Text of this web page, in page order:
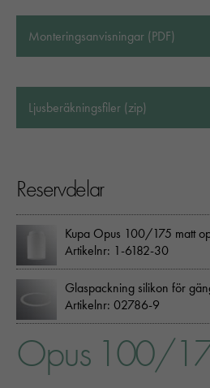
Monteringsanvisningar (PDF)
Ljusberäkningsfiler (zip)
Reservdelar
Kupa Opus 100/175 matt
Artikelnr: 1-6182-30
Glaspackning silikon för
Artikelnr: 02786-9
Opus 100/